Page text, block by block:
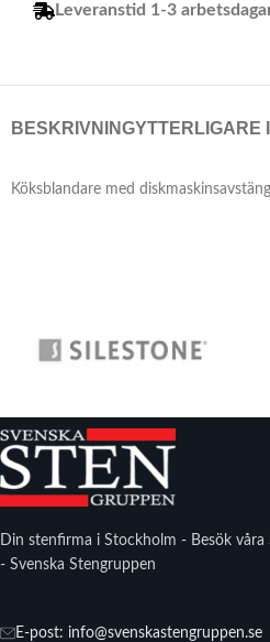
Leveranstid 1-3
BESKRIVNINGYTTERLIGARE
Köksblandare med
Din stenfirma i Stockholm - Besök
- Svenska Stengruppen
E-post: info@svenskastengruppen.se